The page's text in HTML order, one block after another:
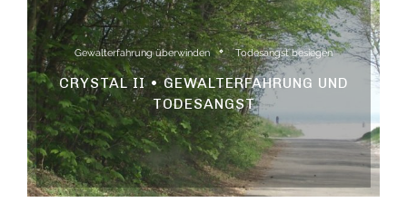
Gewalterfahrung überwinden Todesangst besiegen
CRYSTAL II • GEWALTERFAHRUNG UND
TODESANGST